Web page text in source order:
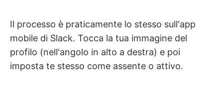
Il processo è praticamente lo stesso sull'app
mobile di Slack. Tocca la tua immagine del
profilo (nell'angolo in alto a destra) e poi
imposta te stesso come assente o attivo.